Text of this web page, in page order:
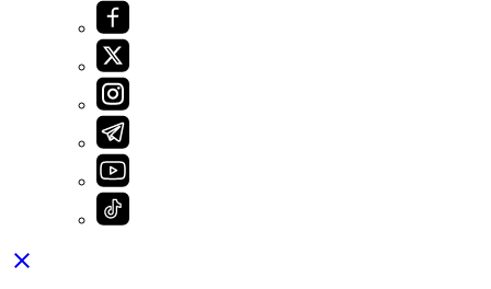
close